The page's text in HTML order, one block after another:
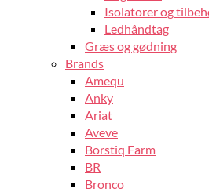
Isolatorer og
Ledhåndtag
Græs og gødning
Brands
Amequ
Anky
Ariat
Aveve
Borstiq Farm
BR
Bronco